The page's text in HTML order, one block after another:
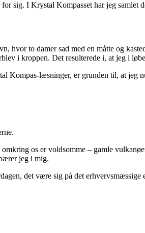
sig. I Krystal Kompasset har jeg
hvor to damer sad med en måtte og
i kroppen. Det resulterede i, at jeg i
Kompas-læsninger, er grunden til, at jeg
os er voldsomme – gamle
jeg i mig.
det være sig på det erhvervsmæssige